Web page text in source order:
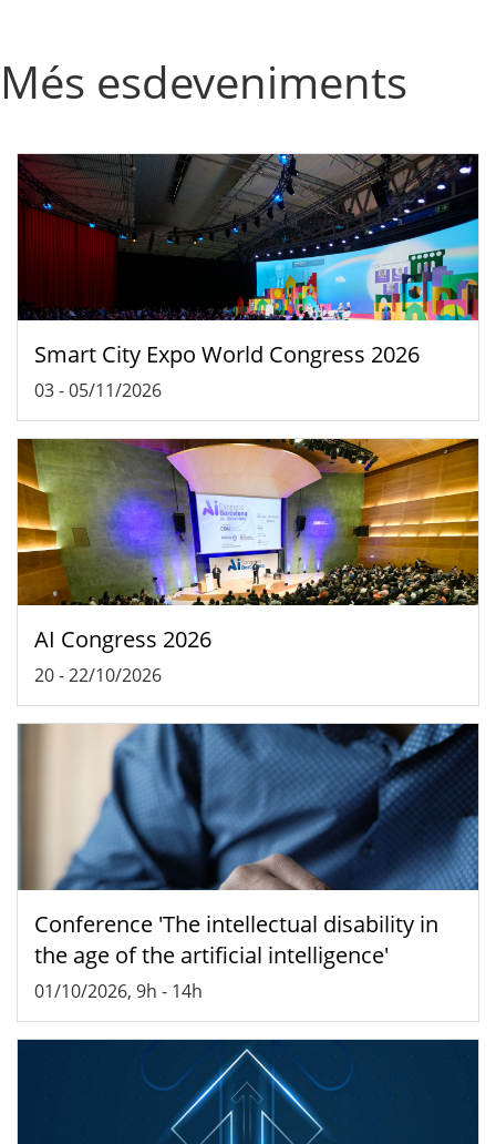
Més esdeveniments
Smart City Expo World Congress 2026
03-05/11/2026
AI Congress 2026
20-22/10/2026
Conference 'The intellectual disability in
the age of the artificial intelligence'
01/10/2026, 9h - 14h